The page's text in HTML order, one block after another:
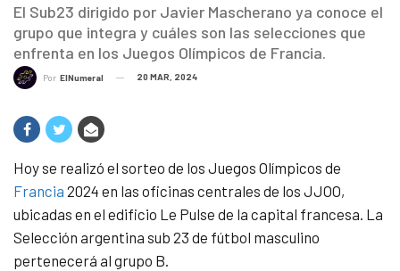
El Sub23 dirigido por Javier Mascherano ya conoce el
grupo que integra y cuáles son las selecciones que
enfrenta en los Juegos Olímpicos de Francia.
Por ElNumeral 20 MAR, 2024
Hoy se realizó el sorteo de los Juegos Olímpicos de
Francia 2024 en las oficinas centrales de los JJOO,
ubicadas en el edificio Le Pulse de la capital francesa. La
Selección argentina sub 23 de fútbol masculino
pertenecerá al grupo B.